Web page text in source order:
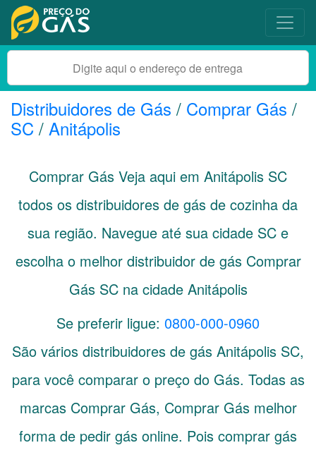
Distribuidores de Gás / Comprar Gás /
SC / Anitápolis
Comprar Gás Veja aqui em Anitápolis SC
todos os distribuidores de gás de cozinha da
sua região. Navegue até sua cidade SC e
escolha o melhor distribuidor de gás Comprar
Gás SC na cidade Anitápolis
Se preferir ligue: 0800-000-0960
São vários distribuidores de gás Anitápolis SC,
para você comparar o preço do Gás. Todas as
marcas Comprar Gás, Comprar Gás melhor
forma de pedir gás online. Pois comprar gás